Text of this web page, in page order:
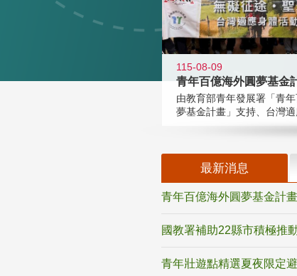
115-08-09
由教育部青年發展署「青
夢基金計畫」支持、台灣適
最新消息
青年百億海外圓夢基金計
國教署補助22縣市積極推
青年壯遊點精選夏夜限定